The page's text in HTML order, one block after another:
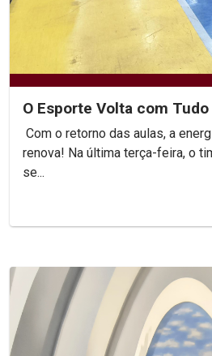
O Esporte Volta com Tudo
Com o retorno das aulas, a
renova! Na última terça-feira, o
se...